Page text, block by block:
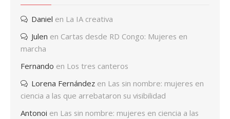
Daniel en La IA creativa
Julen en Cartas desde RD Congo: Mujeres en
marcha
Fernando en Los tres canteros
Lorena Fernández en Las sin nombre: mujeres en
ciencia a las que arrebataron su visibilidad
Antonoi en Las sin nombre: mujeres en ciencia a las